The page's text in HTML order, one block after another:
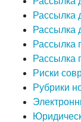
Рассылка
Рассылка
Рассылка
Рассылка
Риски
Рубрики